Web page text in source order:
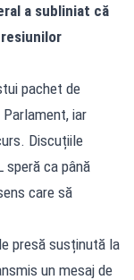
a subliniat că
pachet de
iar
Discuțiile
speră ca până
care să
presă susținută la
un mesaj de